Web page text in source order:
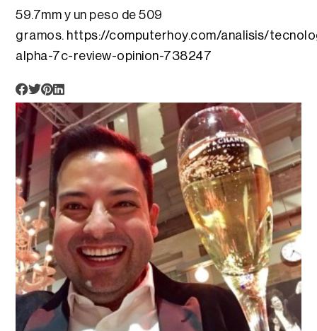
59.7mm y un peso de 509
gramos. https://computerhoy.com/analisis/
alpha-7c-review-opinion-738247